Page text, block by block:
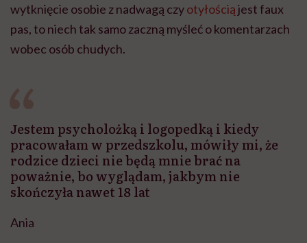
wytknięcie osobie z nadwagą czyotyłościąjest faux
pas, to niech tak samo zaczną myśleć o komentarzach
wobec osób chudych.
Jestem psycholożką i logopedką i kiedy
pracowałam w przedszkolu, mówiły mi, że
rodzice dzieci nie będą mnie brać na
poważnie, bo wyglądam, jakbym nie
skończyła nawet 18 lat
Ania